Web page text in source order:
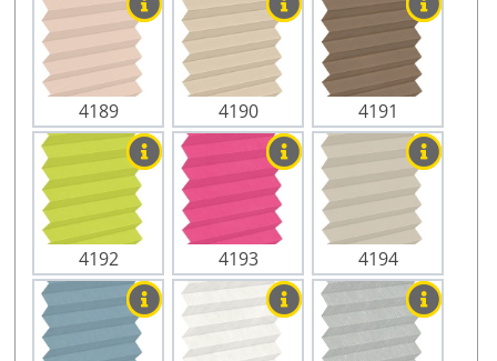
4189 4190 4191
4192 4193 4194